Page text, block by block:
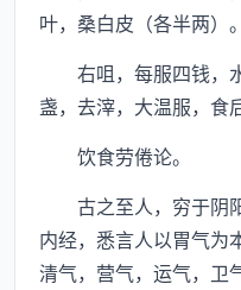
叶，桑白皮（各半两）。
右咀，每服四钱，
盏，去滓，大温服，食
饮食劳倦论。
古之至人，穷于阴
内经，悉言人以胃气为
清气，营气，运气，卫